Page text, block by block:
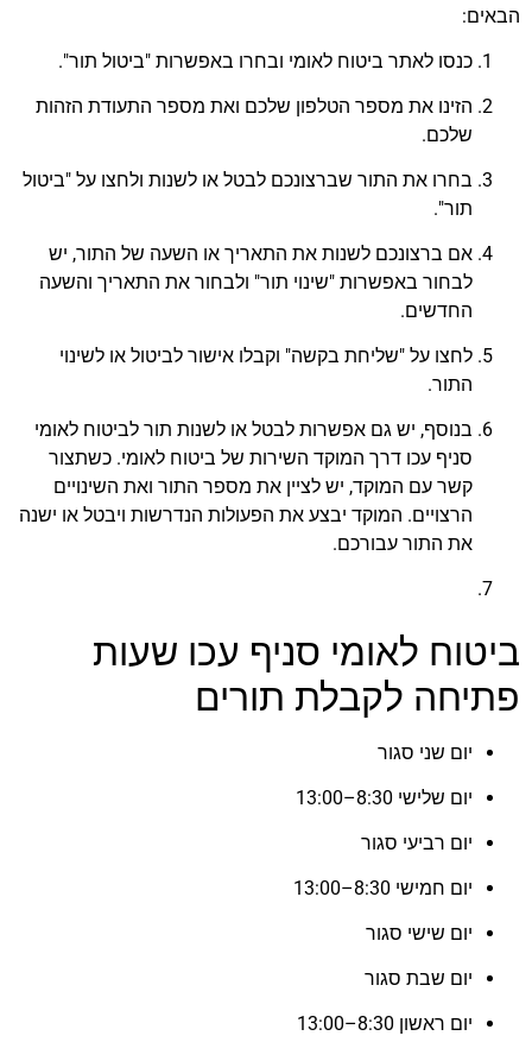
הבאים:
כנסו לאתר ביטוח לאומי ובחרו באפשרות "ביטול תור".
הזינו את מספר הטלפון שלכם ואת מספר התעודת הזהות
שלכם.
בחרו את התור שברצונכם לבטל או לשנות ולחצו על "ביטול
תור".
אם ברצונכם לשנות את התאריך או השעה של התור, יש
לבחור באפשרות "שינוי תור" ולבחור את התאריך והשעה
החדשים.
לחצו על "שליחת בקשה" וקבלו אישור לביטול או לשינוי
התור.
בנוסף, יש גם אפשרות לבטל או לשנות תור לביטוח לאומי
סניף עכו דרך המוקד השירות של ביטוח לאומי. כשתצור
קשר עם המוקד, יש לציין את מספר התור ואת השינויים
הרצויים. המוקד יבצע את הפעולות הנדרשות ויבטל או ישנה
את התור עבורכם.
ביטוח לאומי סניף עכו שעות
פתיחה לקבלת תורים
יום שני סגור
יום שלישי 8:30–13:00
יום רביעי סגור
יום חמישי 8:30–13:00
יום שישי סגור
יום שבת סגור
יום ראשון 8:30–13:00